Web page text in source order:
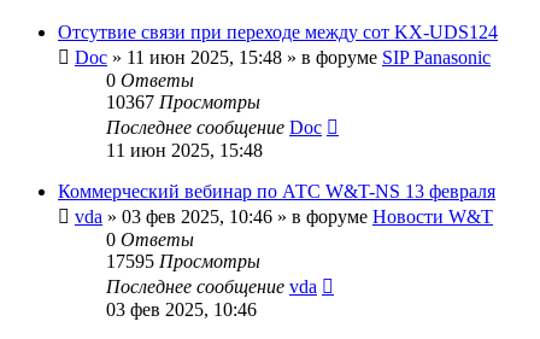
Отсутвие связи при переходе между сот KX-UDS124
Doc » 11 июн 2025, 15:48 » в форуме SIP Panasonic
0 Ответы
10367 Просмотры
Последнее сообщение Doc
11 июн 2025, 15:48
Коммерческий вебинар по АТС W&T-NS 13 февраля
vda » 03 фев 2025, 10:46 » в форуме Новости W&T
0 Ответы
17595 Просмотры
Последнее сообщение vda
03 фев 2025, 10:46